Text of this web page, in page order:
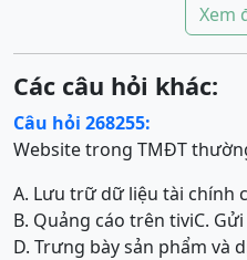
Xem
Các câu hỏi khác:
Câu hỏi 268255:
Website trong TMĐT
A. Lưu trữ dữ liệu tài chính
B. Quảng cáo trên tiviC.
D. Trưng bày sản phẩm và